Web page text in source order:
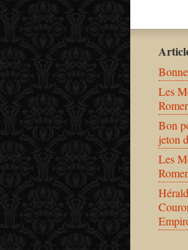
Les
Bon
jeton
Les